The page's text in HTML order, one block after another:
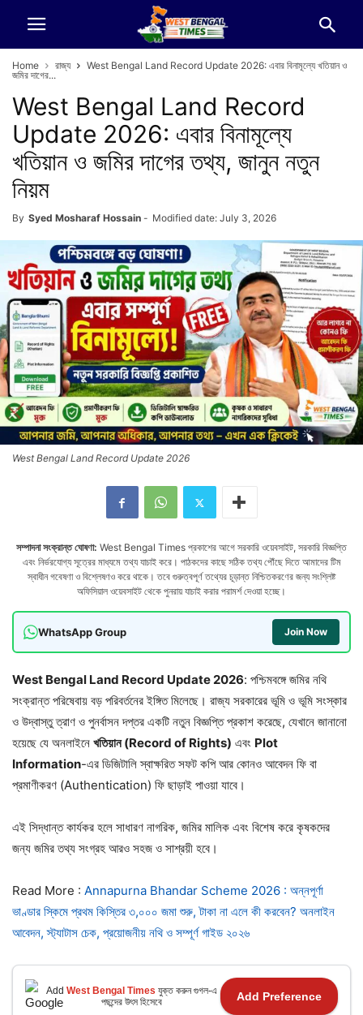
Home রাজ্য
West Bengal Land Record Update 2026: এবার বিনামূল্যে খতিয়ান ও
জমির দাগের...
West Bengal Land Record
Update 2026: এবার বিনামূল্যে
খতিয়ান ও জমির দাগের তথ্য, জানুন নতুন
নিয়ম
By Syed Mosharaf Hossain - Modified date: July 3, 2026
West Bengal Land Record Update 2026
সম্পাদনা সংক্রান্ত ঘোষণা: West Bengal Times প্রকাশের আগে সরকারি ওয়েবসাইট, সরকারি বিজ্ঞপ্তি
এবং নির্ভরযোগ্য সূত্রের মাধ্যমে তথ্য যাচাই করে। পাঠকদের কাছে সঠিক তথ্য পৌঁছে দিতে আমাদের টিম
স্বাধীন গবেষণা ও বিশ্লেষণও করে থাকে। তবে গুরুত্বপূর্ণ তথ্যের চূড়ান্ত নিশ্চিতকরণের জন্য সংশ্লিষ্ট
অফিসিয়াল ওয়েবসাইট থেকে পুনরায় যাচাই করার পরামর্শ দেওয়া হচ্ছে।
WhatsApp Group Join Now
West Bengal Land Record Update 2026: পশ্চিমবঙ্গে জমির নথি
সংক্রান্ত পরিষেবায় বড় পরিবর্তনের ইঙ্গিত মিলেছে। রাজ্য সরকারের ভূমি ও ভূমি সংস্কার
ও উদ্বাস্তু ত্রাণ ও পুনর্বাসন দপ্তর একটি নতুন বিজ্ঞপ্তি প্রকাশ করেছে, যেখানে জানানো
হয়েছে যে অনলাইনে খতিয়ান (Record of Rights) এবং Plot
Information-এর ডিজিটালি স্বাক্ষরিত সফট কপি আর কোনও আবেদন ফি বা
প্রমাণীকরণ (Authentication) ফি ছাড়াই পাওয়া যাবে।
এই সিদ্ধান্ত কার্যকর হলে সাধারণ নাগরিক, জমির মালিক এবং বিশেষ করে কৃষকদের
জন্য জমির তথ্য সংগ্রহ আরও সহজ ও সাশ্রয়ী হবে।
Read More : Annapurna Bhandar Scheme 2026 : অন্নপূর্ণা
ভাণ্ডার স্কিমে প্রথম কিস্তির ৩,০০০ জমা শুরু, টাকা না এলে কী করবেন? অনলাইন
আবেদন, স্ট্যাটাস চেক, প্রয়োজনীয় নথি ও সম্পূর্ণ গাইড ২০২৬
Add West Bengal Times যুক্ত করুন গুগল-এ
পছন্দের উৎস হিসেবে
Add Preference